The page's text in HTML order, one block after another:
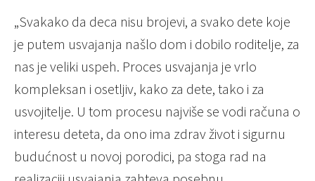
„Svakako da deca nisu brojevi, a svako dete koje
je putem usvajanja našlo dom i dobilo roditelje, za
nas je veliki uspeh. Proces usvajanja je vrlo
kompleksan i osetljiv, kako za dete, tako i za
usvojitelje. U tom procesu najviše se vodi računa o
interesu deteta, da ono ima zdrav život i sigurnu
budućnost u novoj porodici, pa stoga rad na